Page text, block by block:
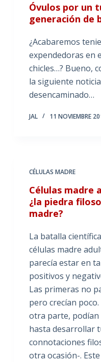
Óvulos por un
generación de
¿Acabaremos
expendedoras en
chicles…? Bueno,
la siguiente
desencaminado…
JAL 11 NOVIEMBRE
CÉLULAS MADRE
Células madre
¿la piedra
madre?
La batalla
células madre
parecía estar en
positivos y
Las primeras no
pero crecían
otra parte, podían
hasta desarrollar
connotaciones
otra ocasión-.